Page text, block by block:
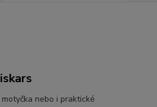
motyčka nebo i praktické